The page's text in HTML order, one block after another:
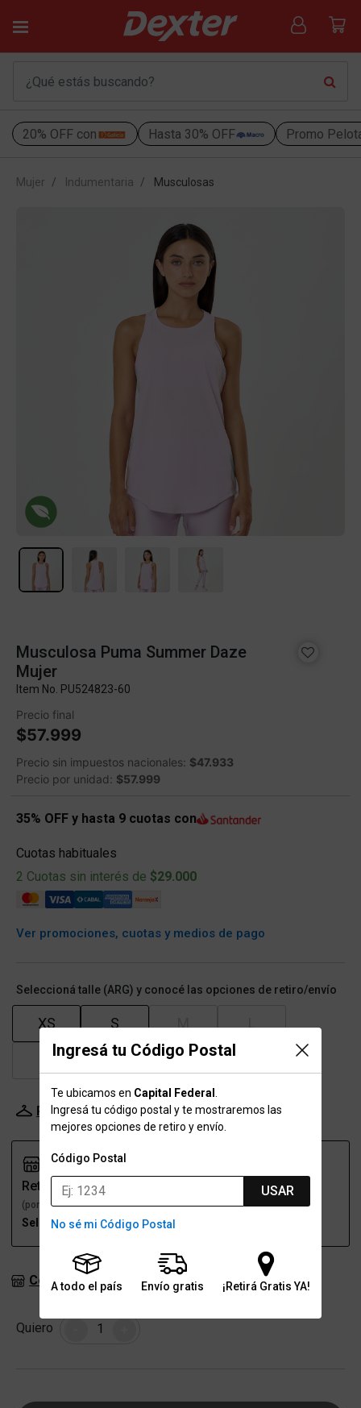
20% OFF con Hasta 30% OFF Promo
Ingresá tu Código Postal
Te ubicamos en Capital Federal
Ingresá tu código postal y te mostraremos las
mejores opciones de retiro y envío.
Código Postal
USAR
No sé mi Código Postal
A todo el país Envío gratis ¡Retirá Gratis YA!
Mujer Indumentaria Musculosas
Musculosa Puma Summer Daze
Mujer
Item No. PU524823-60
Precio final
$57.999
Precio sin impuestos nacionales: $47.933
Precio por unidad: $57.999
35% OFF y hasta 9 cuotas con
Cuotas habituales
2 Cuotas sin interés de $29.000
Ver promociones, cuotas y medios de pago
Seleccioná talle (ARG) y conocé las opciones de retiro/envío
XS S
XL XXL XXXL
Probador Virtual Tabla de talles
Retiro
(por una sucursal)
Seleccioná talle
(a domicilio)
Consultar stock en sucursales
Quiero Cantidad